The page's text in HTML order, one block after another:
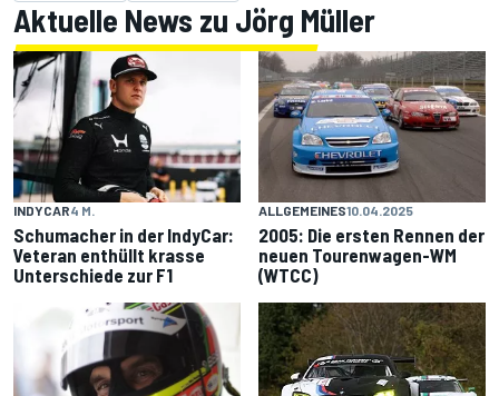
Aktuelle News zu Jörg Müller
INDYCAR4 M.
Schumacher in der IndyCar:
Veteran enthüllt krasse
Unterschiede zur F1
ALLGEMEINES10.04.2025
2005: Die ersten Rennen der
neuen Tourenwagen-WM
(WTCC)